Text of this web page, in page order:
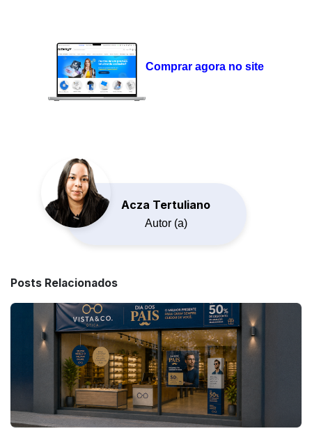
Comprar agora no site
Acza Tertuliano
Autor (a)
Posts Relacionados